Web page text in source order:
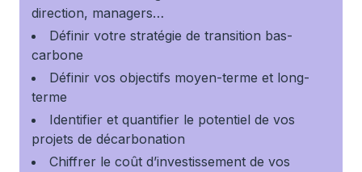
direction, managers…
Définir votre stratégie de transition bas-
carbone
Définir vos objectifs moyen-terme et long-
terme
Identifier et quantifier le potentiel de vos
projets de décarbonation
Chiffrer le coût d’investissement de vos